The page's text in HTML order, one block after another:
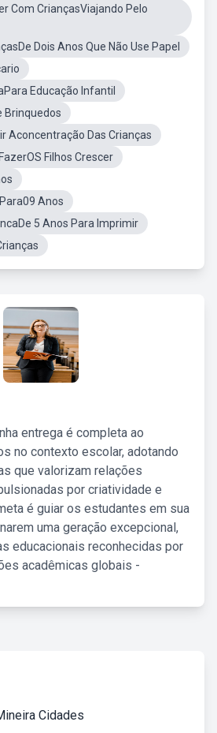
Com CriançasViajando Pelo
Dois Anos Que Não Use Papel
Educação Infantil
Brinquedos
Aconcentração Das Crianças
Filhos Crescer
Anos
5 Anos Para Imprimir
entrega é completa ao
no contexto escolar, adotando
que valorizam relações
por criatividade e
é guiar os estudantes em sua
uma geração excepcional,
educacionais reconhecidas por
acadêmicas globais -
Cidades